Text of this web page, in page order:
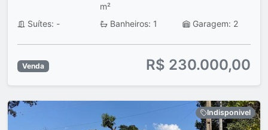
m²
Suítes: - Banheiros: 1 Garagem: 2
Venda R$ 230.000,00
Indisponivel